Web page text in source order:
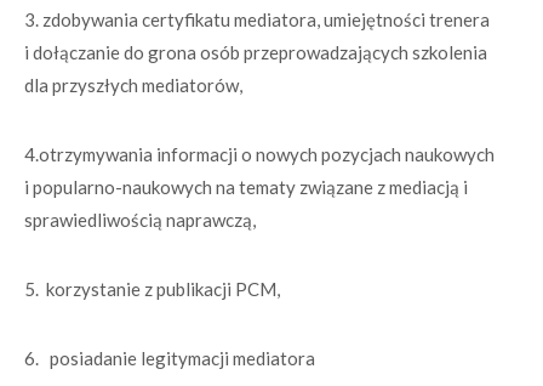
3. zdobywania certyfikatu mediatora, umiejętności trenera
i dołączanie do grona osób przeprowadzających szkolenia
dla przyszłych mediatorów,
4.otrzymywania informacji o nowych pozycjach naukowych
i popularno-naukowych na tematy związane z mediacją i
sprawiedliwością naprawczą,
5. korzystanie z publikacji PCM,
6. posiadanie legitymacji mediatora